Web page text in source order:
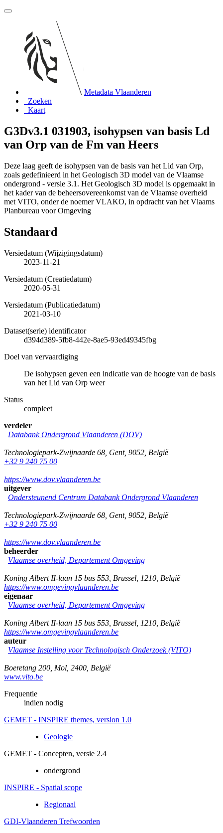
Metadata Vlaanderen
Zoeken
Kaart
G3Dv3.1 031903, isohypsen van basis Ld
van Orp van de Fm van Heers
Deze laag geeft de isohypsen van de basis van het Lid van Orp,
zoals gedefinieerd in het Geologisch 3D model van de Vlaamse
ondergrond - versie 3.1. Het Geologisch 3D model is opgemaakt in
het kader van de beheersovereenkomst van de Vlaamse overheid
met VITO, onder de noemer VLAKO, in opdracht van het Vlaams
Planbureau voor Omgeving
Standaard
Versiedatum (Wijzigingsdatum)
2023-11-21
Versiedatum (Creatiedatum)
2020-05-31
Versiedatum (Publicatiedatum)
2021-03-10
Dataset(serie) identificator
d394d389-5fb8-442e-8ae5-93ed49345fbg
Doel van vervaardiging
De isohypsen geven een indicatie van de hoogte van de basis
van het Lid van Orp weer
Status
compleet
verdeler
Databank Ondergrond Vlaanderen (DOV)
Technologiepark-Zwijnaarde 68 Gent, 9052 België
+32 9 240 75 00
https://www.dov.vlaanderen.be
uitgever
Ondersteunend Centrum Databank Ondergrond Vlaanderen
Technologiepark-Zwijnaarde 68 Gent, 9052 België
+32 9 240 75 00
https://www.dov.vlaanderen.be
beheerder
Vlaamse overheid, Departement Omgeving
Koning Albert II-laan 15 bus 553 Brussel 1210 België
https://www.omgevingvlaanderen.be
eigenaar
Vlaamse overheid, Departement Omgeving
Koning Albert II-laan 15 bus 553 Brussel 1210 België
https://www.omgevingvlaanderen.be
auteur
Vlaamse Instelling voor Technologisch Onderzoek (VITO)
Boeretang 200 Mol 2400 België
www.vito.be
Frequentie
indien nodig
GEMET - INSPIRE themes, version 1.0
Geologie
GEMET - Concepten, versie 2.4
ondergrond
INSPIRE - Spatial scope
Regionaal
GDI-Vlaanderen Trefwoorden